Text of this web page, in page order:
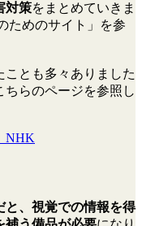
対策をまとめていきま
ためのサイト」を参
とも多々ありました
らのページを参照し
NHK
と、視覚での情報を得